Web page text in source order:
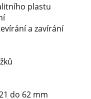
plastu
a zavírání
do 62 mm